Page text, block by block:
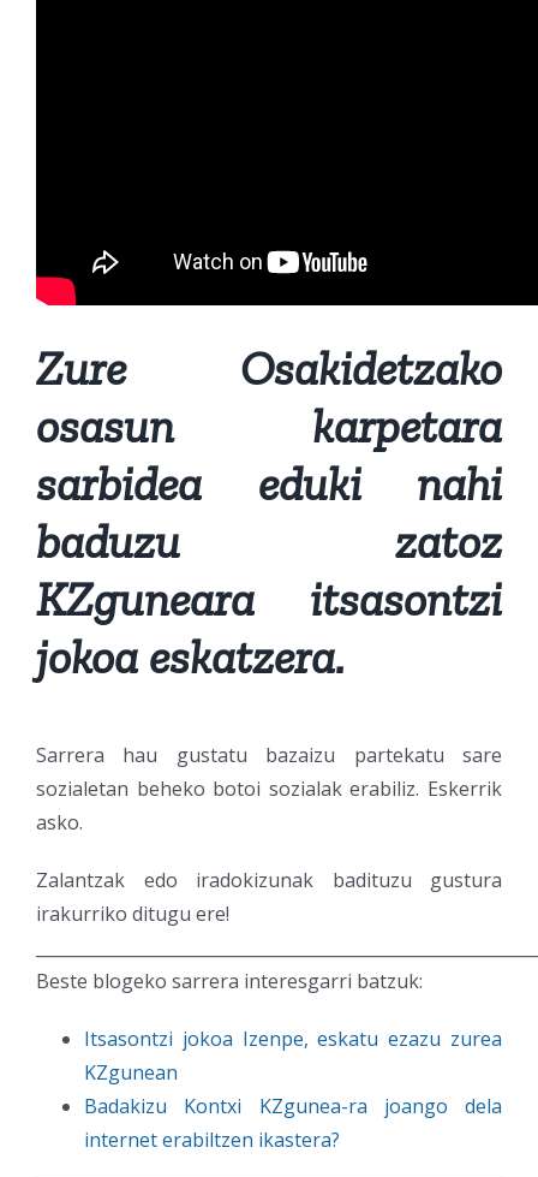
Zure Osakidetzako
osasun karpetara
sarbidea eduki nahi
baduzu zatoz
KZguneara itsasontzi
jokoa eskatzera.
Sarrera hau gustatu bazaizu partekatu sare
sozialetan beheko botoi sozialak erabiliz. Eskerrik
asko.
Zalantzak edo iradokizunak badituzu gustura
irakurriko ditugu ere!
Beste blogeko sarrera interesgarri batzuk:
Itsasontzi jokoa Izenpe, eskatu ezazu zurea
KZgunean
Badakizu Kontxi KZgunea-ra joango dela
internet erabiltzen ikastera?